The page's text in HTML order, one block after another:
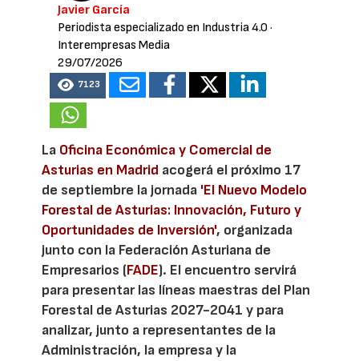
Javier García
Periodista especializado en Industria 4.0 ·
Interempresas Media
29/07/2026
7123
La Oficina Económica y Comercial de
Asturias en Madrid acogerá el próximo 17
de septiembre la jornada 'El Nuevo Modelo
Forestal de Asturias: Innovación, Futuro y
Oportunidades de Inversión', organizada
junto con la Federación Asturiana de
Empresarios (FADE). El encuentro servirá
para presentar las líneas maestras del Plan
Forestal de Asturias 2027-2041 y para
analizar, junto a representantes de la
Administración, la empresa y la